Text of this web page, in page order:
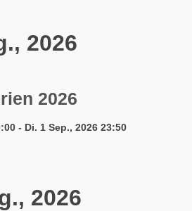
2026
2026
- Di. 1 Sep., 2026 23:50
2026